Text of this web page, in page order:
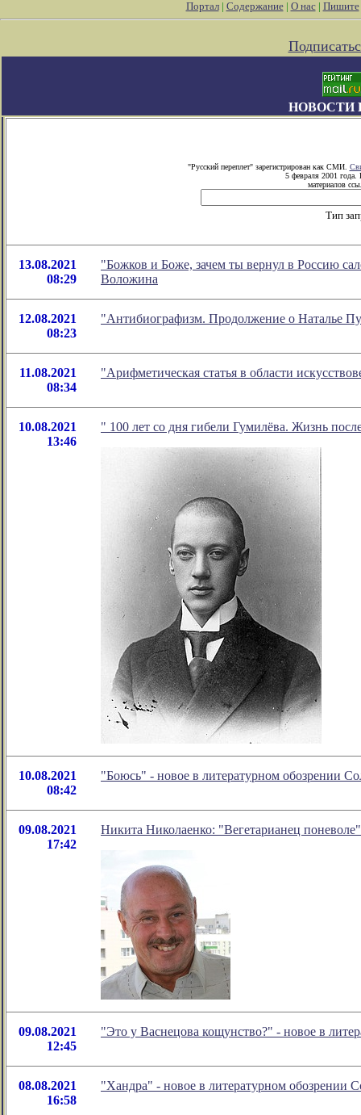
Портал| Содержание| О нас| Пишите
НОВОСТИ
"Русский переплет" зарегистрирован как СМИ.
5 февраля 2001 года.
материалов
Тип
13.08.2021
08:29
"Божков и Боже, зачем ты вернул в Россию
Воложина
12.08.2021
08:23
"Антибиографизм. Продолжение о Наталье
11.08.2021
08:34
"Арифметическая статья в области
10.08.2021
13:46
" 100 лет со дня гибели Гумилёва. Жизнь
10.08.2021
08:42
"Боюсь" - новое в литературном обозрении
09.08.2021
17:42
Никита Николаенко: "Вегетарианец поневоле"
09.08.2021
12:45
"Это у Васнецова кощунство?" - новое в
08.08.2021
16:58
"Хандра" - новое в литературном обозрении